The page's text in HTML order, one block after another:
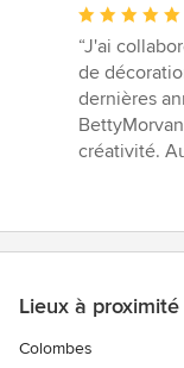
Note
moyenne
:
5
étoiles
sur
“J'ai
de
dernières
créativité.
Lieux à proximité
Colombes